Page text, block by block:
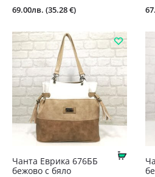
69.00лв. (35.28 €)
Купи
Чанта Еврика 676ББ
бежово с бяло